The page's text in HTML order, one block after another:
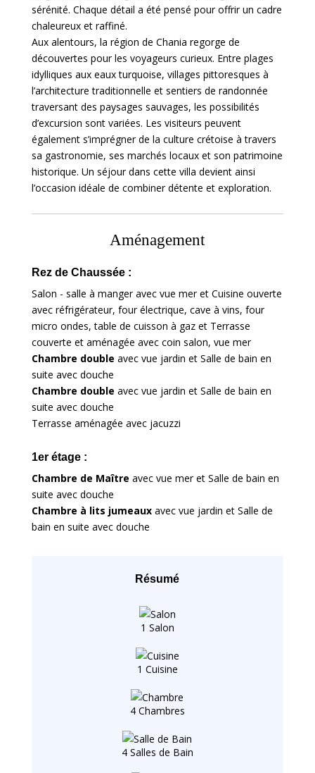
sérénité. Chaque détail a été pensé pour offrir un cadre
chaleureux et raffiné.
Aux alentours, la région de Chania regorge de
découvertes pour les voyageurs curieux. Entre plages
idylliques aux eaux turquoise, villages pittoresques à
l’architecture traditionnelle et sentiers de randonnée
traversant des paysages sauvages, les possibilités
d’excursion sont variées. Les visiteurs peuvent
également s’imprégner de la culture crétoise à travers
sa gastronomie, ses marchés locaux et son patrimoine
historique. Un séjour dans cette villa devient ainsi
l’occasion idéale de combiner détente et exploration.
Aménagement
Rez de Chaussée :
Salon - salle à manger avec vue mer et Cuisine ouverte
avec réfrigérateur, four électrique, cave à vins, four
micro ondes, table de cuisson à gaz et Terrasse
couverte et aménagée avec coin salon, vue mer
Chambre double avec vue jardin et Salle de bain en
suite avec douche
Chambre double avec vue jardin et Salle de bain en
suite avec douche
Terrasse aménagée avec jacuzzi
1er étage :
Chambre de Maître avec vue mer et Salle de bain en
suite avec douche
Chambre à lits jumeauxavec vue jardin et Salle de
bain en suite avec douche
Résumé
1 Salon
1 Cuisine
4 Chambres
4 Salles de Bain